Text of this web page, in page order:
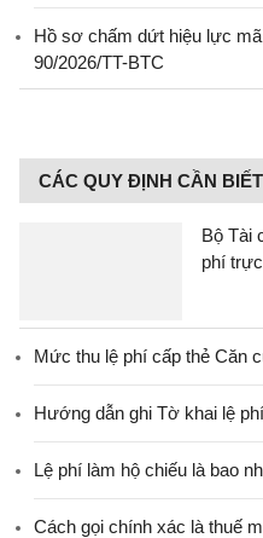
Hồ sơ chấm dứt hiệu lực
90/2026/TT-BTC
CÁC QUY ĐỊNH CẦN
Bộ Tài
phí
Mức thu lệ phí cấp thẻ Căn
Hướng dẫn ghi Tờ khai lệ
Lệ phí làm hộ chiếu là bao
Cách gọi chính xác là thuế